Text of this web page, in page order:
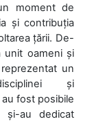
moment de
și contribuția
țării. De-
unit oameni și
un
și
fost posibile
și-au dedicat